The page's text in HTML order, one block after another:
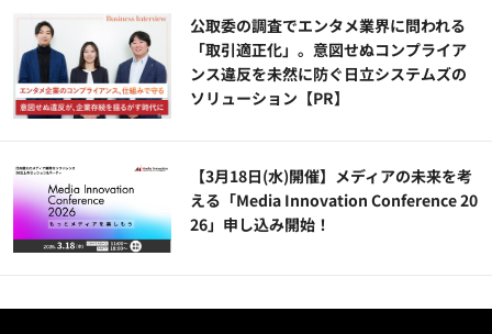
公​​取委の調査でエンタメ業界に問われる
「取引適正化」。意図せぬコンプライア
ンス違反を未然に防ぐ日立システムズの
ソリューション​【PR】
【3月18日(水)開催】メディアの未来を考
える「Media Innovation Conference 20
26」申し込み開始！